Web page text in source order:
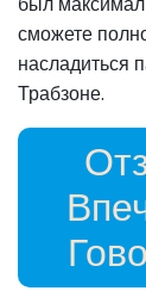
сможете
насладиться
Трабзоне.